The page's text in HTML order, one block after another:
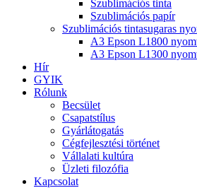
Szublimációs tinta
Szublimációs papír
Szublimációs tintasugaras
A3 Epson L1800
A3 Epson L1300
Hír
GYIK
Rólunk
Becsület
Csapatstílus
Gyárlátogatás
Cégfejlesztési történet
Vállalati kultúra
Üzleti filozófia
Kapcsolat